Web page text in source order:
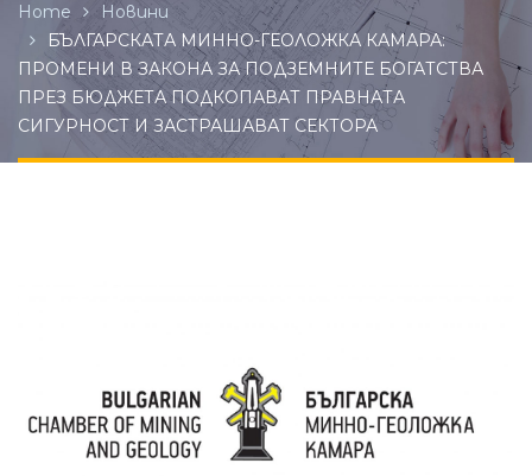
Home
Новини
БЪЛГАРСКАТА МИННО-ГЕОЛОЖКА КАМАРА:
ПРОМЕНИ В ЗАКОНА ЗА ПОДЗЕМНИТЕ БОГАТСТВА
ПРЕЗ БЮДЖЕТА ПОДКОПАВАТ ПРАВНАТА
СИГУРНОСТ И ЗАСТРАШАВАТ СЕКТОРА